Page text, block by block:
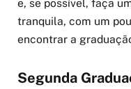
e, se possível, faça
tranquila, com um
encontrar a
Segunda